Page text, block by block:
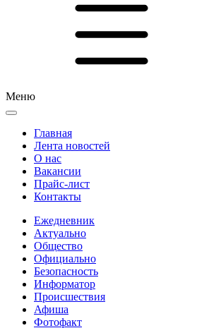
Меню
Главная
Лента новостей
О нас
Вакансии
Прайс-лист
Контакты
Ежедневник
Актуально
Общество
Официально
Безопасность
Информатор
Происшествия
Афиша
Фотофакт